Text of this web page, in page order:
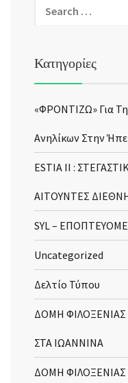
Κατηγορίες
«ΦΡΟΝΤΙΖΩ» Για
Ανηλίκων Στην
ESTIA II :
ΑΙΤΟΥΝΤΕΣ
SYL –
Uncategorized
Δελτίο Τύπου
ΔΟΜΗ
ΣΤΑ ΙΩΑΝΝΙΝΑ
ΔΟΜΗ